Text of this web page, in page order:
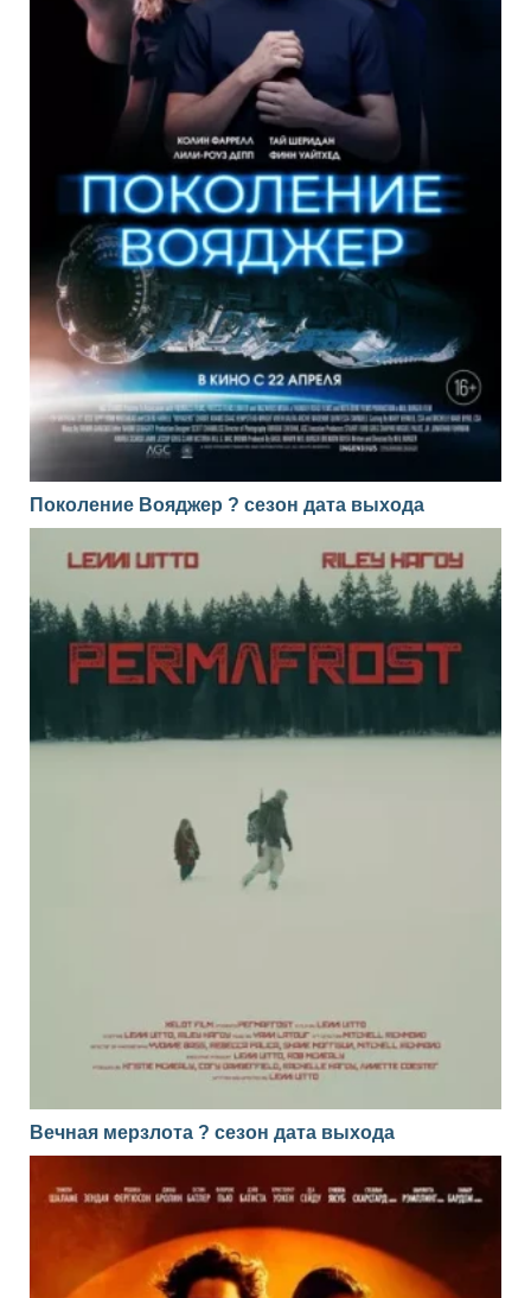
Поколение Вояджер ? сезон дата выхода
Вечная мерзлота ? сезон дата выхода